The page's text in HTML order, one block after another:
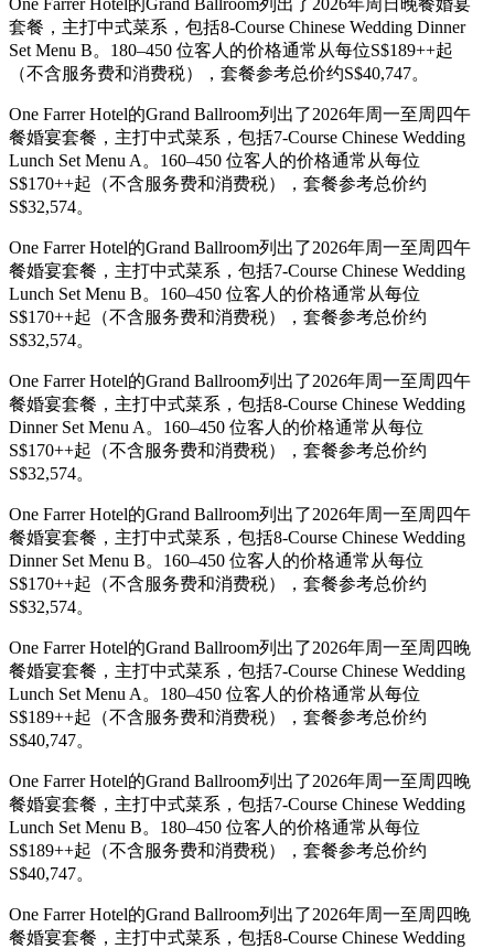
套餐，主打中式菜系，包括8-Course Chinese Wedding Dinner
Set Menu B。180–450 位客人的价格通常从每位S$189++起
（不含服务费和消费税），套餐参考总价约S$40,747。
One Farrer Hotel的Grand Ballroom列出了2026年周一至周四午
餐婚宴套餐，主打中式菜系，包括7-Course Chinese Wedding
Lunch Set Menu A。160–450 位客人的价格通常从每位
S$170++起（不含服务费和消费税），套餐参考总价约
S$32,574。
One Farrer Hotel的Grand Ballroom列出了2026年周一至周四午
餐婚宴套餐，主打中式菜系，包括7-Course Chinese Wedding
Lunch Set Menu B。160–450 位客人的价格通常从每位
S$170++起（不含服务费和消费税），套餐参考总价约
S$32,574。
One Farrer Hotel的Grand Ballroom列出了2026年周一至周四午
餐婚宴套餐，主打中式菜系，包括8-Course Chinese Wedding
Dinner Set Menu A。160–450 位客人的价格通常从每位
S$170++起（不含服务费和消费税），套餐参考总价约
S$32,574。
One Farrer Hotel的Grand Ballroom列出了2026年周一至周四午
餐婚宴套餐，主打中式菜系，包括8-Course Chinese Wedding
Dinner Set Menu B。160–450 位客人的价格通常从每位
S$170++起（不含服务费和消费税），套餐参考总价约
S$32,574。
One Farrer Hotel的Grand Ballroom列出了2026年周一至周四晚
餐婚宴套餐，主打中式菜系，包括7-Course Chinese Wedding
Lunch Set Menu A。180–450 位客人的价格通常从每位
S$189++起（不含服务费和消费税），套餐参考总价约
S$40,747。
One Farrer Hotel的Grand Ballroom列出了2026年周一至周四晚
餐婚宴套餐，主打中式菜系，包括7-Course Chinese Wedding
Lunch Set Menu B。180–450 位客人的价格通常从每位
S$189++起（不含服务费和消费税），套餐参考总价约
S$40,747。
One Farrer Hotel的Grand Ballroom列出了2026年周一至周四晚
餐婚宴套餐，主打中式菜系，包括8-Course Chinese Wedding